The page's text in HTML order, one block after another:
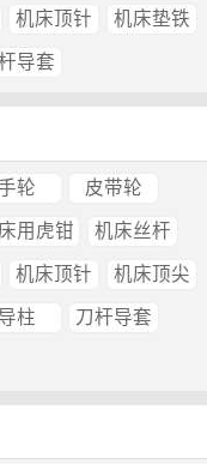
机床顶针 机床垫铁
导套
轮 皮带轮
用虎钳 机床丝杆
机床顶针 机床顶尖
导柱 刀杆导套